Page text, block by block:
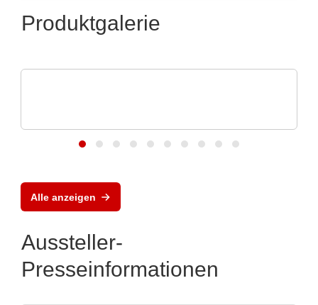
Produktgalerie
Alle anzeigen
Aussteller-
Presseinformationen